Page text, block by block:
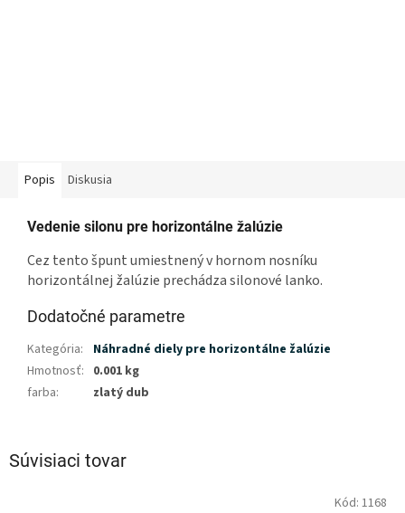
Súvisiaci tovar
Kód: 1168
Popis Diskusia
Vedenie silonu pre horizontálne žalúzie
Cez tento špunt umiestnený v hornom nosníku
horizontálnej žalúzie prechádza silonové lanko.
Dodatočné parametre
Kategória:
Náhradné diely pre horizontálne žalúzie
Hmotnosť: 0.001 kg
farba: zlatý dub